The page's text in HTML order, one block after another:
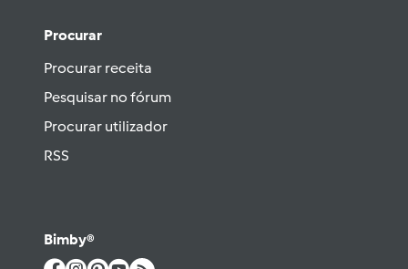
Procurar
Procurar receita
Pesquisar no fórum
Procurar utilizador
RSS
Bimby®